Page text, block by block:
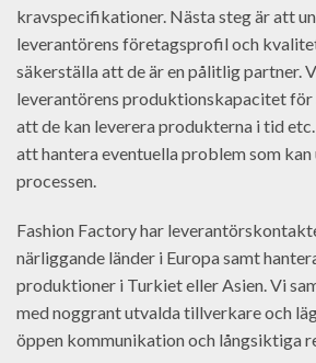
kravspecifikationer. Nästastegäratt
leverantörens företagsprofiloch kvalit
säkerställaattdeärenpålitligpartner.
leverantörens produktionskapacitetför
attde kan levereraprodukterna itid etc.
att hantera eventuella problem som kan
processen.
Fashion Factory har
närliggande länder i Europa samt
produktioner i Turkiet eller Asien. Vi
med noggrant utvalda tillverkare och
öppen kommunikation och långsiktiga